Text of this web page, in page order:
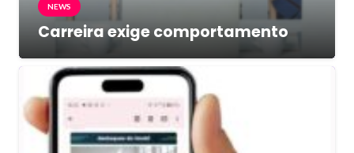
NEWS
Carreira exige comportamento